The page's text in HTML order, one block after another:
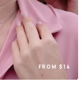
FROM $14